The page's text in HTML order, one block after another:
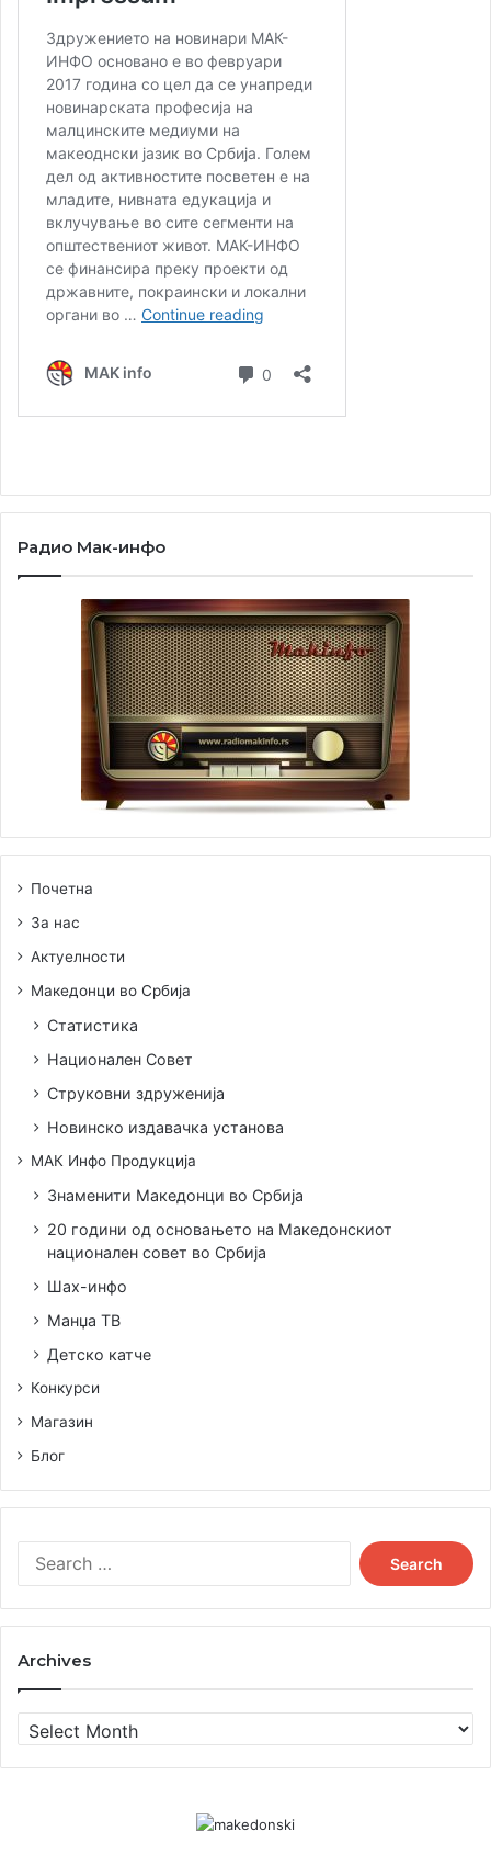
Радио Мак-инфо
Почетна
За нас
Актуелности
Македонци во Србија
Статистика
Национален Совет
Струковни здруженија
Новинско издавачка установа
МАК Инфо Продукција
Знаменити Македонци во Србија
20 години од основањето на Македонскиот
национален совет во Србија
Шах-инфо
Манџа ТВ
Детско катче
Конкурси
Магазин
Блог
Search
for:
Archives
Archives